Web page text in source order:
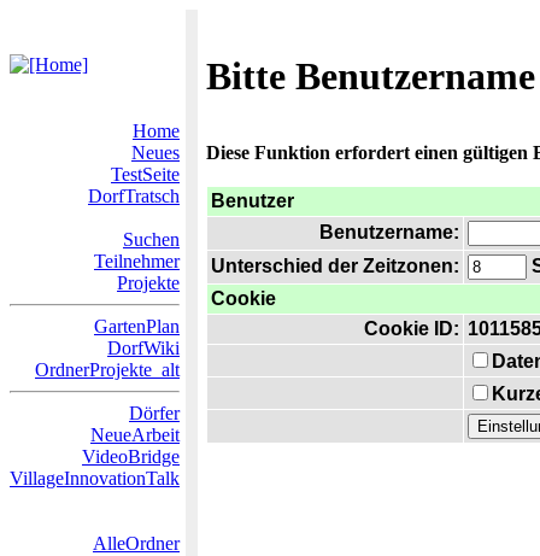
Bitte
Home
Neues
TestSeite
DorfTratsch
Suchen
Teilnehmer
Projekte
GartenPlan
DorfWiki
OrdnerProjekte_alt
Dörfer
NeueArbeit
VideoBridge
VillageInnovationTalk
AlleOrdner
Diese Funktion erfordert einen gültigen
Benutzer
Benutzername:
Unterschied der Zeitzonen:
Cookie
Cookie ID: